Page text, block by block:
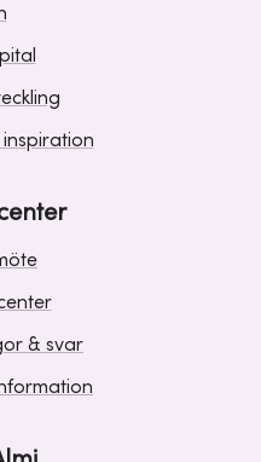
inspiration
& svar